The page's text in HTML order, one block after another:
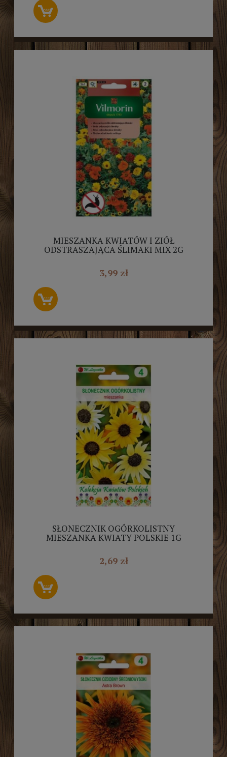
MIESZANKA KWIATÓW I ZIÓŁ
ODSTRASZAJĄCA ŚLIMAKI MIX 2G
3,99 zł
SŁONECZNIK OGÓRKOLISTNY
MIESZANKA KWIATY POLSKIE 1G
2,69 zł